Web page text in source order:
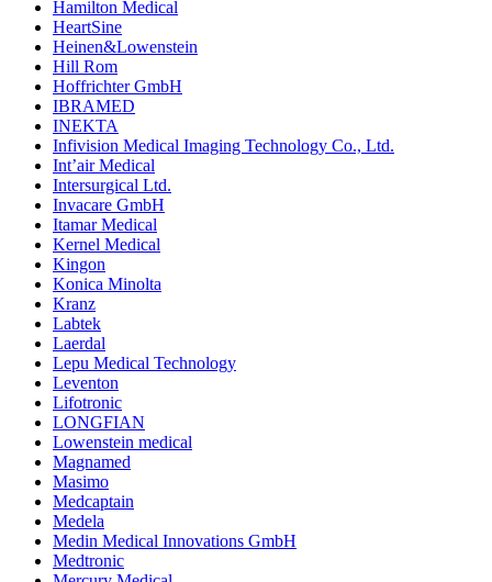
Hamilton Medical
HeartSine
Heinen&Lowenstein
Hill Rom
Hoffrichter GmbH
IBRAMED
INEKTA
Infivision Medical Imaging Technology Co., Ltd.
Int’air Medical
Intersurgical Ltd.
Invacare GmbH
Itamar Medical
Kernel Medical
Kingon
Konica Minolta
Kranz
Labtek
Laerdal
Lepu Medical Technology
Leventon
Lifotronic
LONGFIAN
Lowenstein medical
Magnamed
Masimo
Medcaptain
Medela
Medin Medical Innovations GmbH
Medtronic